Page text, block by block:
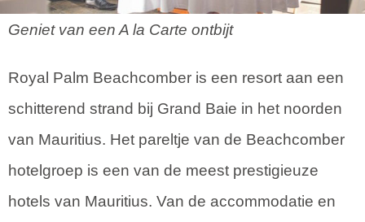
Geniet van een A la Carte ontbijt
Royal Palm Beachcomber is een resort aan een
schitterend strand bij Grand Baie in het noorden
van Mauritius. Het pareltje van de Beachcomber
hotelgroep is een van de meest prestigieuze
hotels van Mauritius. Van de accommodatie en